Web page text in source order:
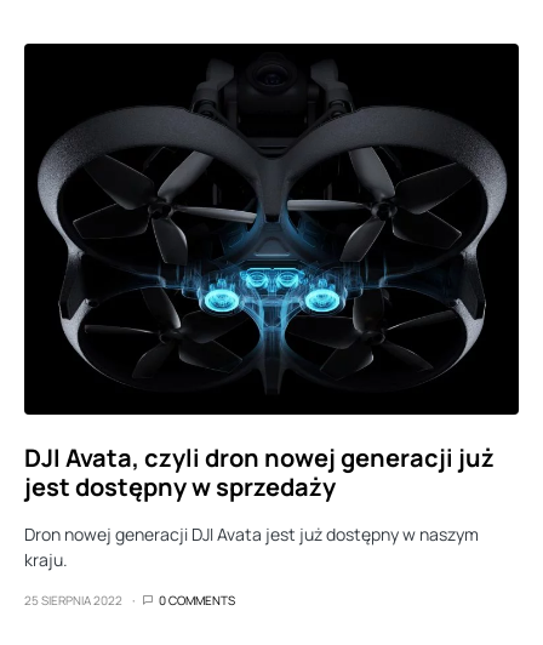
DJI Avata, czyli dron nowej generacji już
jest dostępny w sprzedaży
Dron nowej generacji DJI Avata jest już dostępny w naszym
kraju.
25 SIERPNIA 2022 0 COMMENTS